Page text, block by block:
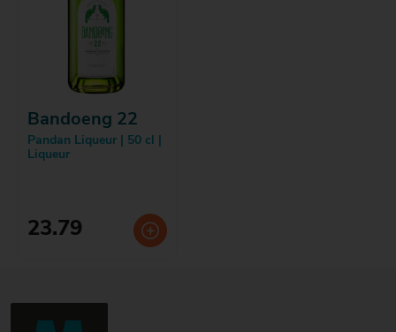
Bandoeng 22
Pandan Liqueur | 50 cl |
Liqueur
23.79